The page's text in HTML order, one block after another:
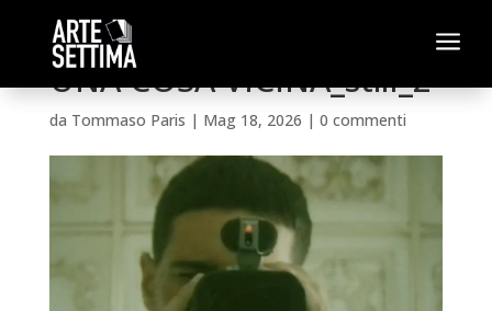
a
UNA COSA VICINA_still_2
da Tommaso Paris | Mag 18, 2026 | 0 commenti